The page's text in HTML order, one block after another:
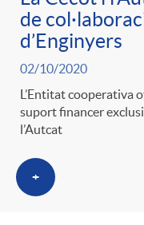
e
n
s
a
i
e
s
F
i
l
t
o
n
t
i
de
d’Enginyers
02/10/2020
L’Entitat cooperativa
suport financer
l’Autcat
+